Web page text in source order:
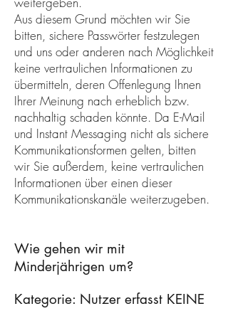
Aus diesem Grund möchten wir Sie
bitten, sichere Passwörter festzulegen
und uns oder anderen nach Möglichkeit
keine vertraulichen Informationen zu
übermitteln, deren Offenlegung Ihnen
Ihrer Meinung nach erheblich bzw.
nachhaltig schaden könnte. Da E-Mail
und Instant Messaging nicht als sichere
Kommunikationsformen gelten, bitten
wir Sie außerdem, keine vertraulichen
Informationen über einen dieser
Kommunikationskanäle weiterzugeben.
Wie gehen wir mit
Minderjährigen um?
Kategorie: Nutzer erfasst KEINE